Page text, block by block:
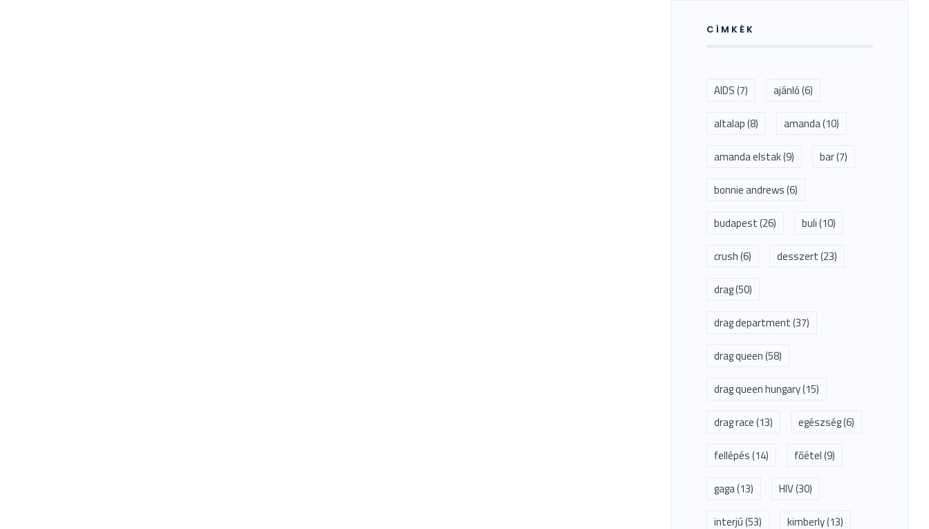
CÍMKÉK
AIDS(7) ajánló(6)
altalap(8) amanda(10)
amanda elstak(9) bar(7)
bonnie andrews(6)
budapest(26) buli(10)
crush(6) desszert(23)
drag(50)
drag department(37)
drag queen(58)
drag queen hungary(15)
drag race(13) egészség(6)
fellépés(14) főétel(9)
gaga(13) HIV(30)
interjú(53) kimberly(13)